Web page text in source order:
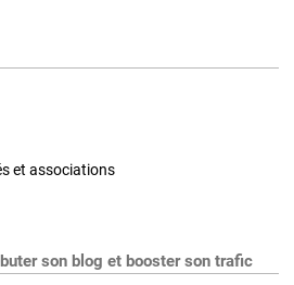
et associations
son blog et booster son trafic